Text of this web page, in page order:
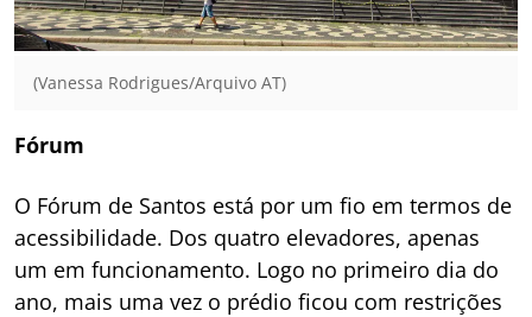
(Vanessa Rodrigues/Arquivo AT)
Fórum
O Fórum de Santos está por um fio em termos de
acessibilidade. Dos quatro elevadores, apenas
um em funcionamento. Logo no primeiro dia do
ano, mais uma vez o prédio ficou com restrições